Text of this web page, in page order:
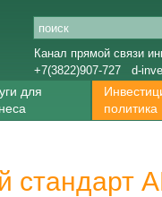
Канал прямой связи
+7(3822)907-727
d-
для
политика
стандарт